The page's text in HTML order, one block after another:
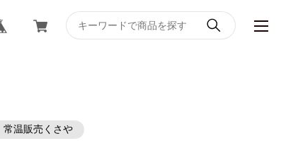
常温販売くさや